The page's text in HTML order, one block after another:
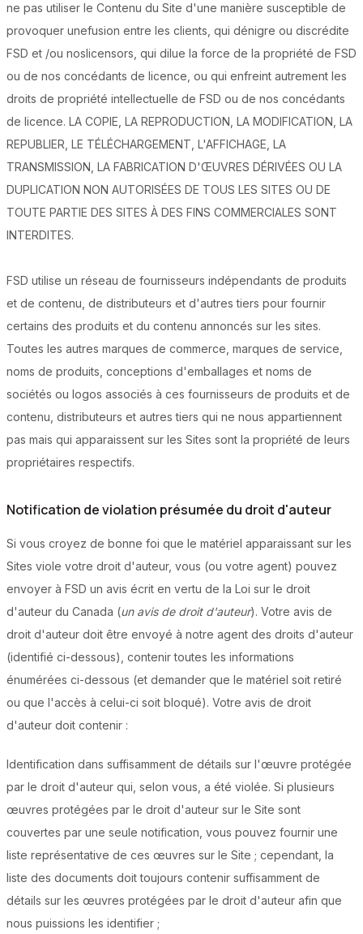
ne pas utiliser le Contenu du Site d'une manière susceptible de
provoquer unefusion entre les clients, qui dénigre ou discrédite
FSD et /ou noslicensors, qui dilue la force de la propriété de FSD
ou de nos concédants de licence, ou qui enfreint autrement les
droits de propriété intellectuelle de FSD ou de nos concédants
de licence. LA COPIE, LA REPRODUCTION, LA MODIFICATION, LA
REPUBLIER, LE TÉLÉCHARGEMENT, L'AFFICHAGE, LA
TRANSMISSION, LA FABRICATION D'ŒUVRES DÉRIVÉES OU LA
DUPLICATION NON AUTORISÉES DE TOUS LES SITES OU DE
TOUTE PARTIE DES SITES À DES FINS COMMERCIALES SONT
INTERDITES.
FSD utilise un réseau de fournisseurs indépendants de produits
et de contenu, de distributeurs et d'autres tiers pour fournir
certains des produits et du contenu annoncés sur les sites.
Toutes les autres marques de commerce, marques de service,
noms de produits, conceptions d'emballages et noms de
sociétés ou logos associés à ces fournisseurs de produits et de
contenu, distributeurs et autres tiers qui ne nous appartiennent
pas mais qui apparaissent sur les Sites sont la propriété de leurs
propriétaires respectifs.
Notification de violation présumée du droit d'auteur
Si vous croyez de bonne foi que le matériel apparaissant sur les
Sites viole votre droit d'auteur, vous (ou votre agent) pouvez
envoyer à FSD un avis écrit en vertu de la Loi sur le droit
d'auteur du Canada (un avis de droit d'auteur). Votre avis de
droit d'auteur doit être envoyé à notre agent des droits d'auteur
(identifié ci-dessous), contenir toutes les informations
énumérées ci-dessous (et demander que le matériel soit retiré
ou que l'accès à celui-ci soit bloqué). Votre avis de droit
d'auteur doit contenir :
Identification dans suffisamment de détails sur l'œuvre protégée
par le droit d'auteur qui, selon vous, a été violée. Si plusieurs
œuvres protégées par le droit d'auteur sur le Site sont
couvertes par une seule notification, vous pouvez fournir une
liste représentative de ces œuvres sur le Site ; cependant, la
liste des documents doit toujours contenir suffisamment de
détails sur les œuvres protégées par le droit d'auteur afin que
nous puissions les identifier ;